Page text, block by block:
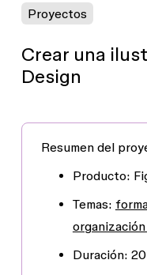
Proyectos
Crear una
Design
Resumen del
Producto:
Temas:
Duración: